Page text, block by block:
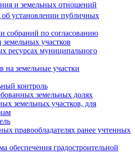
и земельных отношений
установлении публичных
собраний по согласованию
участков
ресурсах муниципального
земельные участки
контроль
земельных долях
земельных участков, для
правообладателях ранее учтенных
обеспечения градостроительной